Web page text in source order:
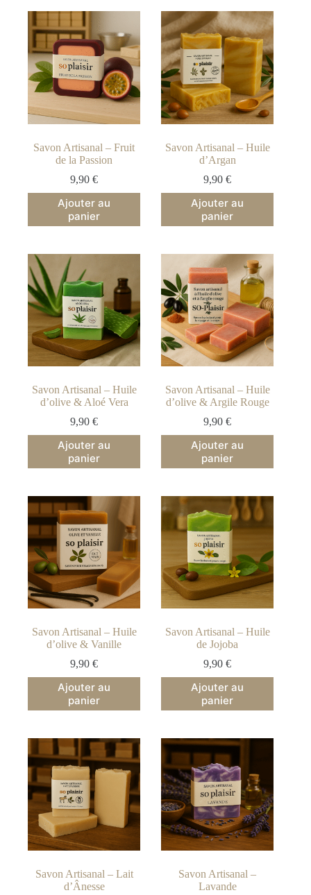
Savon Artisanal – Fruit
de la Passion
9,90€
Ajouter au
panier
Savon Artisanal – Huile
d’Argan
9,90€
Ajouter au
panier
Savon Artisanal – Huile
d’olive & Aloé Vera
9,90€
Ajouter au
panier
Savon Artisanal – Huile
d’olive & Argile Rouge
9,90€
Ajouter au
panier
Savon Artisanal – Huile
d’olive & Vanille
9,90€
Ajouter au
panier
Savon Artisanal – Huile
de Jojoba
9,90€
Ajouter au
panier
Savon Artisanal – Lait
d’Ânesse
Savon Artisanal –
Lavande